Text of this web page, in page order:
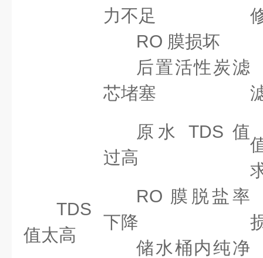
力不足
RO 膜损坏
后置活性炭滤
芯堵塞
TDS
值太高
原水 TDS 值
过高
RO 膜脱盐率
下降
储水桶内纯净